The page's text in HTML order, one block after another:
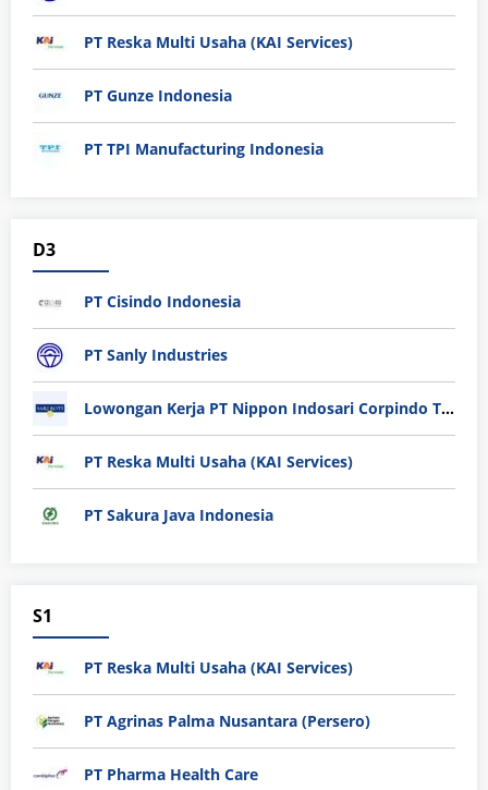
PT Reska Multi Usaha (KAI Services)
PT Gunze Indonesia
PT TPI Manufacturing Indonesia
D3
PT Cisindo Indonesia
PT Sanly Industries
Lowongan Kerja PT Nippon Indosari Corpindo Tbk. Bulan Agustus 2026
PT Reska Multi Usaha (KAI Services)
PT Sakura Java Indonesia
S1
PT Reska Multi Usaha (KAI Services)
PT Agrinas Palma Nusantara (Persero)
PT Pharma Health Care